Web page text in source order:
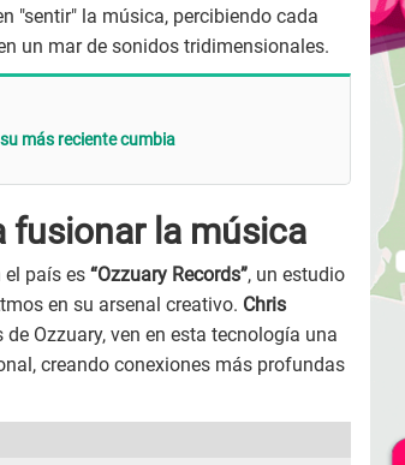
"sentir" la música, percibiendo cada
un mar de sonidos tridimensionales.
más reciente cumbia
fusionar la música
el país es “Ozzuary Records”, un estudio
en su arsenal creativo. Chris
Ozzuary, ven en esta tecnología una
creando conexiones más profundas